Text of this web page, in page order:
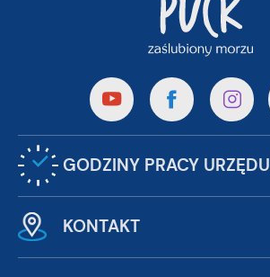
GODZINY PRACY URZĘDU
KONTAKT